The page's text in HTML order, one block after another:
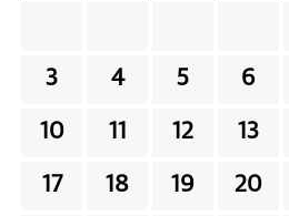
3 4 5 6
10 11 12 13
17 18 19 20